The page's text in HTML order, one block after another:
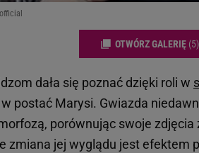
OTWÓRZ GALERIĘ (5)
dała się poznać dzięki roli w
postać Marysi. Gwiazda
porównując swoje
zmiana jej wyglądu jest efektem